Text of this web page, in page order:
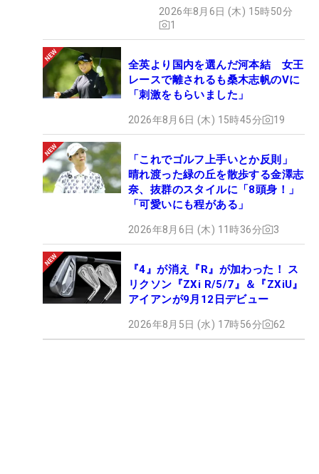
2026年8月6日 (木) 15時50分
1
全英より国内を選んだ河本結 女王
レースで離されるも桑木志帆のVに
「刺激をもらいました」
2026年8月6日 (木) 15時45分 19
「これでゴルフ上手いとか反則」
晴れ渡った緑の丘を散歩する金澤志
奈、抜群のスタイルに「8頭身！」
「可愛いにも程がある」
2026年8月6日 (木) 11時36分 3
『4』が消え『R』が加わった！ ス
リクソン『ZXi R/5/7』＆『ZXiU』
アイアンが9月12日デビュー
2026年8月5日 (水) 17時56分 62